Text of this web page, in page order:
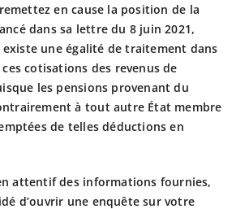
en cause la position de la
dans sa lettre du 8 juin 2021,
une égalité de traitement dans
cotisations des revenus de
les pensions provenant du
à tout autre État membre
de telles déductions en
attentif des informations fournies,
d’ouvrir une enquête sur votre